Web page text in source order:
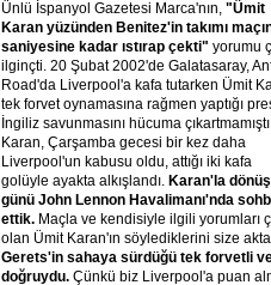
Ünlü İspanyol Gazetesi Marca'nın, "Ümit
Karan yüzünden Benitez'in takımı
saniyesine kadar ıstırap çekti" yorumu
ilginçti. 20 Şubat 2002'de Galatasaray,
Road'da Liverpool'a kafa tutarken Ümit
tek forvet oynamasına rağmen yaptığı
İngiliz savunmasını hücuma
Karan, Çarşamba gecesi bir kez daha
Liverpool'un kabusu oldu, attığı iki kafa
golüyle ayakta alkışlandı. Karan'la dönüş
günü John Lennon Havalimanı'nda
ettik. Maçla ve kendisiyle ilgili yorumları
olan Ümit Karan'ın söylediklerini size
Gerets'in sahaya sürdüğü tek forvetli
doğruydu. Çünkü biz Liverpool'a puan